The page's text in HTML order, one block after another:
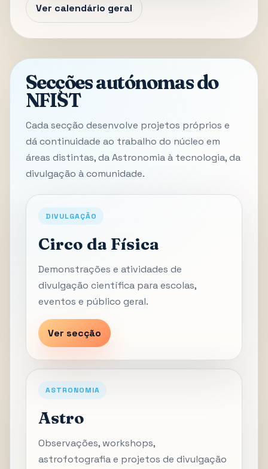
Ver calendário geral
Secções autónomas do
NFIST
Cada secção desenvolve projetos próprios e
dá continuidade ao trabalho do núcleo em
áreas distintas, da Astronomia à tecnologia, da
divulgação à comunidade.
DIVULGAÇÃO
Circo da Física
Demonstrações e atividades de
divulgação científica para escolas,
eventos e público geral.
Ver secção
ASTRONOMIA
Astro
Observações, workshops,
astrofotografia e projetos de divulgação